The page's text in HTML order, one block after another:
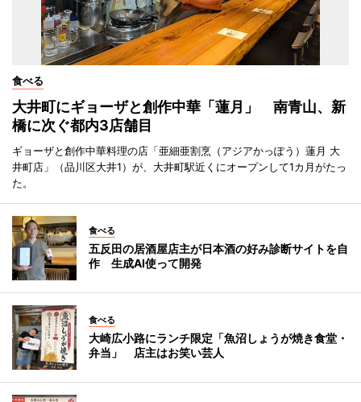
食べる
大井町にギョーザと創作中華「蓮月」 南青山、新
橋に次ぐ都内3店舗目
ギョーザと創作中華料理の店「亜細亜割烹（アジアかっぽう）蓮月 大
井町店」（品川区大井1）が、大井町駅近くにオープンして1カ月がたっ
た。
食べる
五反田の居酒屋店主が日本酒の好み診断サイトを自
作 生成AI使って開発
食べる
大崎広小路にランチ限定「魚沼しょうが焼き食堂・
弁当」 店主はお笑い芸人